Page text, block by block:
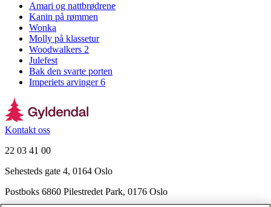
Amari og nattbrødrene
Kanin på rømmen
Wonka
Molly på klassetur
Woodwalkers 2
Julefest
Bak den svarte porten
Imperiets arvinger 6
Kontakt oss
22 03 41 00
Sehesteds gate 4, 0164 Oslo
Postboks 6860 Pilestredet Park, 0176 Oslo